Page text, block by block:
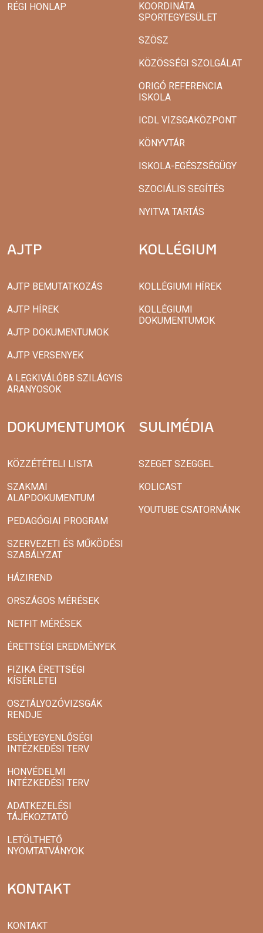
RÉGI HONLAP
KOORDINÁTA
SPORTEGYESÜLET
SZÖSZ
KÖZÖSSÉGI SZOLGÁLAT
ORIGÓ REFERENCIA
ISKOLA
ICDL VIZSGAKÖZPONT
KÖNYVTÁR
ISKOLA-EGÉSZSÉGÜGY
SZOCIÁLIS SEGÍTÉS
NYITVA TARTÁS
AJTP
AJTP BEMUTATKOZÁS
AJTP HÍREK
AJTP DOKUMENTUMOK
AJTP VERSENYEK
A LEGKIVÁLÓBB SZILÁGYIS
ARANYOSOK
KOLLÉGIUM
KOLLÉGIUMI HÍREK
KOLLÉGIUMI
DOKUMENTUMOK
DOKUMENTUMOK
KÖZZÉTÉTELI LISTA
SZAKMAI
ALAPDOKUMENTUM
PEDAGÓGIAI PROGRAM
SZERVEZETI ÉS MŰKÖDÉSI
SZABÁLYZAT
HÁZIREND
ORSZÁGOS MÉRÉSEK
NETFIT MÉRÉSEK
ÉRETTSÉGI EREDMÉNYEK
FIZIKA ÉRETTSÉGI
KÍSÉRLETEI
OSZTÁLYOZÓVIZSGÁK
RENDJE
ESÉLYEGYENLŐSÉGI
INTÉZKEDÉSI TERV
HONVÉDELMI
INTÉZKEDÉSI TERV
ADATKEZELÉSI
TÁJÉKOZTATÓ
LETÖLTHETŐ
NYOMTATVÁNYOK
SULIMÉDIA
SZEGET SZEGGEL
KOLICAST
YOUTUBE CSATORNÁNK
KONTAKT
KONTAKT